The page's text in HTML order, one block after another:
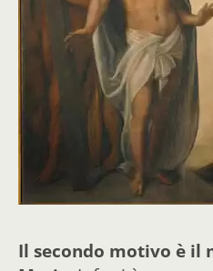
Il secondo motivo è il